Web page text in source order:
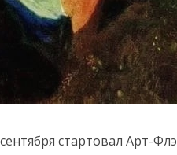
стартовал Арт-